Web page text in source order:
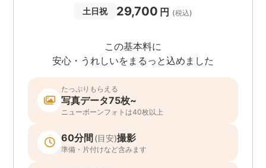
土日祝 29,700 円 (税込)
この基本料に
安心・うれしいをまるっと込めました
たっぷりもらえる
写真データ75枚~
ニューボーンフォトは40枚以上
60分間 (目安)撮影
準備・片付けなど含みます